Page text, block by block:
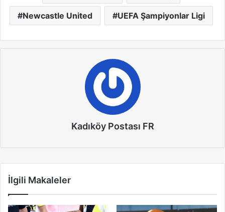
Newcastle United UEFA Şampiyonlar Ligi
Kadıköy Postası FR
İlgili Makaleler